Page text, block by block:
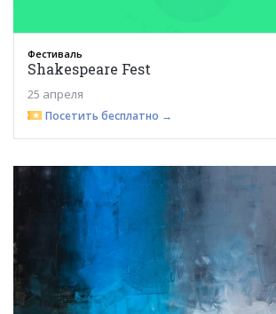
Фестиваль
Shakespeare Fest
25 апреля
Посетить бесплатно →